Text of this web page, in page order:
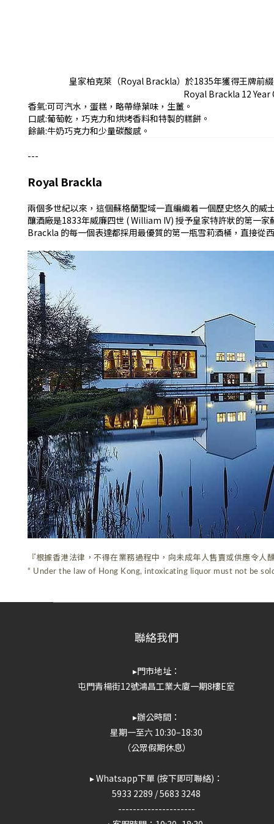
皇家柏克萊（Royal Brackla）於1835年獲得王牌前
Royal Brackla 12
香氣:可可汽水，蛋糕，略帶綠葉味，生薑。
口感:葡萄乾，巧克力和烘烤香料和特製的糕餅。
餘韻:牛奶巧克力和少量碳酸感。
---
Royal Brackla
兩個多世紀以來，這個蘇格蘭聖域一直編織着一個歷史悠久的
釀酒廠是1833年威廉四世 ( William IV) 授予皇家特許狀的第一
Brackla 的每一個表達都採用最優質的第一瓶雪莉酒桶，直接從
『根據香港法律，不得在業務過程中，向未成年人售賣或供應令人
“ Under the law of Hong Kong, intoxicating liquor must not be
聯絡我們
▸門市地址：
屯門青楊街12號鴻昌工業大廈一期8樓E室
▸辦公時間：
星期一至六 10:30–18:30
（公眾假期休息）
▸ Whatsapp下單 (按下即可聯絡)：
5933 2289 /5683 3248
---------------------